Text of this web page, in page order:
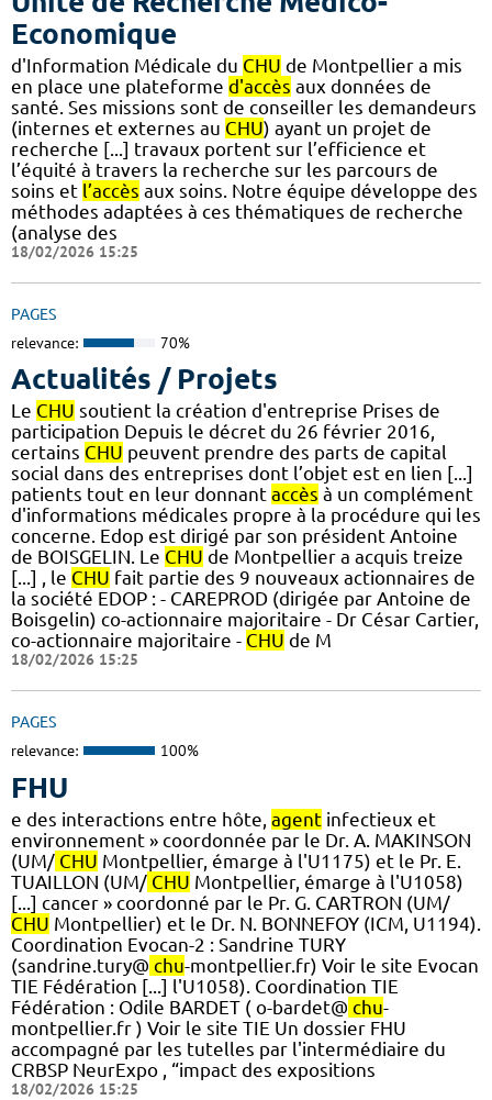
Economique
d'Information Médicale du CHU de Montpellier a mis
en place une plateforme d'accès aux données de
santé. Ses missions sont de conseiller les demandeurs
(internes et externes au CHU) ayant un projet de
recherche [...] travaux portent sur l’efficience et
l’équité à travers la recherche sur les parcours de
soins et l’accès aux soins. Notre équipe développe des
méthodes adaptées à ces thématiques de recherche
(analyse des
18/02/2026 15:25
PAGES
relevance: 70%
Actualités / Projets
Le CHU soutient la création d'entreprise Prises de
participation Depuis le décret du 26 février 2016,
certains CHU peuvent prendre des parts de capital
social dans des entreprises dont l’objet est en lien [...]
patients tout en leur donnant accès à un complément
d'informations médicales propre à la procédure qui les
concerne. Edop est dirigé par son président Antoine
de BOISGELIN. Le CHU de Montpellier a acquis treize
[...] , le CHU fait partie des 9 nouveaux actionnaires de
la société EDOP : - CAREPROD (dirigée par Antoine de
Boisgelin) co-actionnaire majoritaire - Dr César Cartier,
co-actionnaire majoritaire - CHU de M
18/02/2026 15:25
PAGES
relevance: 100%
FHU
e des interactions entre hôte, agent infectieux et
environnement » coordonnée par le Dr. A. MAKINSON
(UM/ CHU Montpellier, émarge à l'U1175) et le Pr. E.
TUAILLON (UM/ CHU Montpellier, émarge à l'U1058)
[...] cancer » coordonné par le Pr. G. CARTRON (UM/
CHU Montpellier) et le Dr. N. BONNEFOY (ICM, U1194).
Coordination Evocan-2 : Sandrine TURY
(sandrine.tury@ chu-montpellier.fr) Voir le site Evocan
TIE Fédération [...] l'U1058). ​Coordination TIE
Fédération : Odile BARDET ( o-bardet@ chu-
montpellier.fr ) Voir le site TIE Un dossier FHU
accompagné par les tutelles par l'intermédiaire du
CRBSP NeurExpo , “impact des expositions
18/02/2026 15:25